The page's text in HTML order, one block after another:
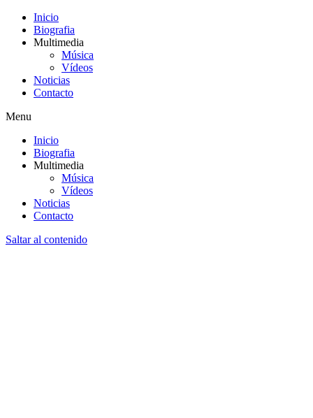
Inicio
Biografia
Multimedia
Música
Vídeos
Noticias
Contacto
Menu
Inicio
Biografia
Multimedia
Música
Vídeos
Noticias
Contacto
Saltar al contenido